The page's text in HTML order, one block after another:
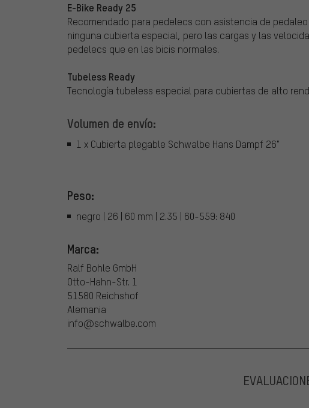
E-Bike Ready 25
Recomendado para pedelecs con asistencia de
ninguna cubierta especial, pero las cargas y las
pedelecs que en las bicis normales.
Tubeless Ready
Tecnología tubeless especial para cubiertas de alto
Volumen de envío:
1 x Cubierta plegable Schwalbe Hans Dampf 26"
Peso:
negro | 26 | 60 mm | 2.35 | 60-559: 840
Marca:
Ralf Bohle GmbH
Otto-Hahn-Str. 1
51580 Reichshof
Alemania
info@schwalbe.com